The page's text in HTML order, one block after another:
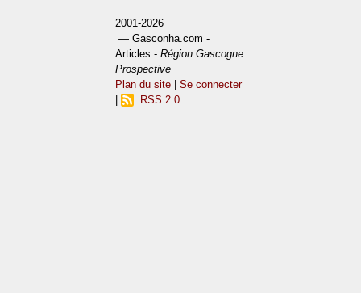
2001-2026
— Gasconha.com -
Articles -Région Gascogne
Prospective
Plan du site |Se connecter
RSS 2.0